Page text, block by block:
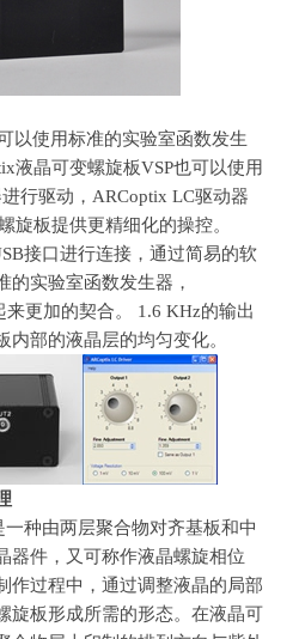
以使用标准的实验室函数发生
液晶可变螺旋板VSP也可以使用
行驱动， ARCoptix LC驱动器
旋板提供更精细化的操控。
接口进行连接，通过简易的软
的实验室函数发生器，
更加的契合。 1.6 KHz的输出
部的液晶层的均匀变化。
一种由两层聚合物对齐基板和中
器件，又可称作液晶螺旋相位
作过程中，通过调整液晶的局部
旋板形成所需的形态。在液晶可